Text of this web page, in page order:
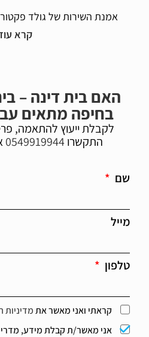
אמנת השירות של גולד
השירות
האם בית דינה –
בחיפה מתאים
לקבלת ייעוץ להתאמה,
התקשרו0549919944
שם
מייל
טלפון
קראתי ואני מאשר אתמדיניות
אני מאשר/ת קבלת מידע,